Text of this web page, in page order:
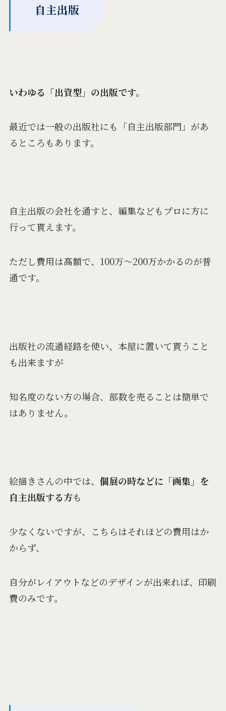
自主出版
いわゆる「出資型」の出版です。
最近では一般の出版社にも「自主出版部門」があ
るところもあります。
自主出版の会社を通すと、編集などもプロに方に
行って貰えます。
ただし費用は高額で、100万～200万かかるのが普
通です。
出版社の流通経路を使い、本屋に置いて貰うこと
も出来ますが
知名度のない方の場合、部数を売ることは簡単で
はありません。
絵描きさんの中では、 個展の時などに「画集」を
自主出版する方も
少なくないですが、こちらはそれほどの費用はか
からず、
自分がレイアウトなどのデザインが出来れば、印刷
費のみです。